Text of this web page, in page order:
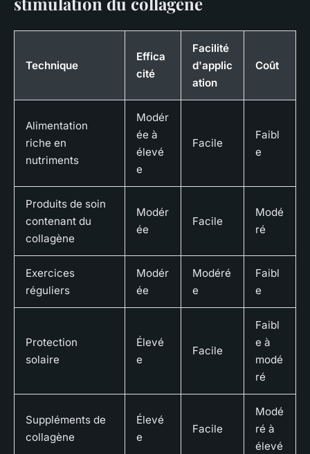
Technique
Effica
cité
Facilité
d'applic
ation
Coût
Alimentation
riche en
nutriments
Modér
ée à
élevé
e
Facile
Faibl
e
Produits de soin
contenant du
collagène
Modér
ée
Facile
Modé
ré
Exercices
réguliers
Modér
ée
Modéré
e
Faibl
e
Protection
solaire
Élevé
e
Facile
Faibl
e à
modé
ré
Suppléments de
collagène
Élevé
e
Facile
Modé
ré à
élevé